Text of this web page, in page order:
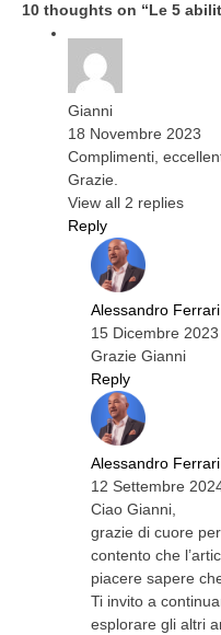
10 thoughts on “Le 5
Gianni
18 Novembre 2023
Complimenti,
Grazie.
View all 2 replies
Reply
Alessandro Ferrari
15 Dicembre 2023
Grazie Gianni
Reply
Alessandro Ferrari
12 Settembre
Ciao Gianni,
grazie di cuore
contento che
piacere sapere
Ti invito a
esplorare gli altri